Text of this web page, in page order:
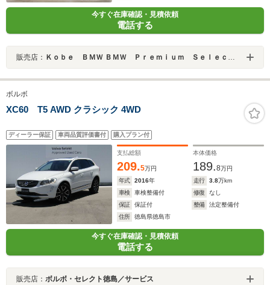
今すぐ在庫確認・見積依頼
電話する
販売店： Ｋｏｂｅ ＢＭＷ ＢＭＷ Ｐｒｅｍｉｕｍ Ｓｅｌｅｃｔｉｏｎ 三宮
ボルボ
XC60 T5 AWD クラシック 4WD
ディーラー保証 車両品質評価書付 購入プラン付
支払総額
209.5万円
本体価格
189.8万円
年式
2016年 走行 3.8万km
車検
車検整備付 修復
なし
保証
保証付 整備
法定整備付
住所
徳島県徳島市
今すぐ在庫確認・見積依頼
電話する
販売店： ボルボ・セレクト徳島／サービス